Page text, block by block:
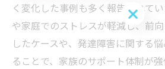
く変化した事例も多く報告されて
や家庭でのストレスが軽減し、前
したケースや、発達障害に関する
ることで、家族のサポート体制が
お問い合わせはこ